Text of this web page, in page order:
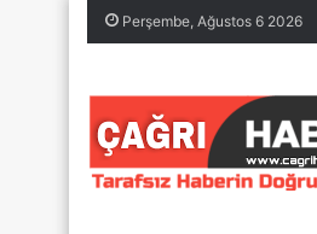
Perşembe, Ağustos 6 2026